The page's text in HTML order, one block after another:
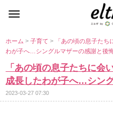
ホーム>子育て>
「あの頃の息子た
わが子へ…シングルマザーの感謝と後
「あの頃の息子たちに会
成長したわが子へ…シン
2023-03-27 07:30